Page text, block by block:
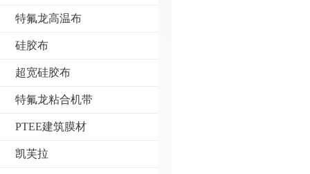
特氟龙高温布
硅胶布
超宽硅胶布
特氟龙粘合机带
PTEE建筑膜材
凯芙拉